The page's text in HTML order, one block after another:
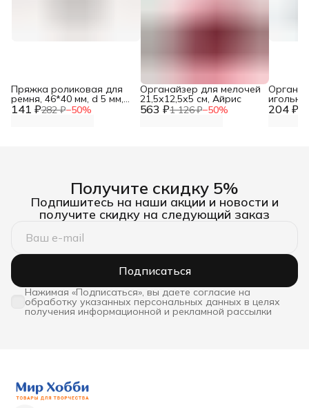
141 ₽282 ₽−50%
Пряжка роликовая для
ремня, 46*40 мм, d 5 мм,
внутренняя ширина 36 563 ₽1 126 ₽−50%
Органайзер для мелочей
21,5х12,5х5 см, Айрис
204 ₽
10 шт,
Получите скидку 5%
Подпишитесь на наши акции и новости и
получите скидку на следующий заказ
Подписаться
Нажимая «Подписаться», вы даете согласие на
обработку указанных персональных данных в целях
получения информационной и рекламной рассылки